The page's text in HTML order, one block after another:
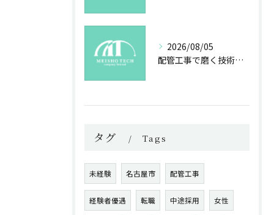
2026/08/05
配管工事で磨く技術と未来への誇り
タグ Tags
未経験 名古屋市 配管工事
経験者優遇 転職 中途採用 女性